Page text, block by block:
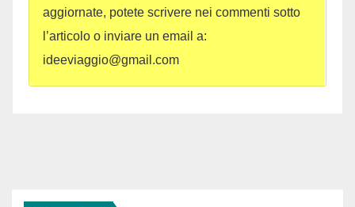
aggiornate, potete scrivere nei commenti sotto
l’articolo o inviare un email a:
ideeviaggio@gmail.com